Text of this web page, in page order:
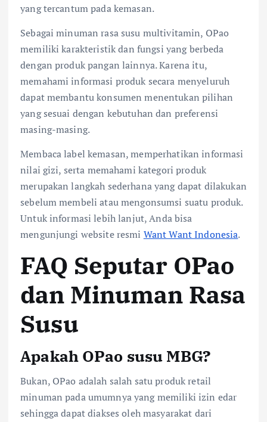
yang tercantum pada kemasan.
Sebagai minuman rasa susu multivitamin, OPao
memiliki karakteristik dan fungsi yang berbeda
dengan produk pangan lainnya. Karena itu,
memahami informasi produk secara menyeluruh
dapat membantu konsumen menentukan pilihan
yang sesuai dengan kebutuhan dan preferensi
masing-masing.
Membaca label kemasan, memperhatikan informasi
nilai gizi, serta memahami kategori produk
merupakan langkah sederhana yang dapat dilakukan
sebelum membeli atau mengonsumsi suatu produk.
Untuk informasi lebih lanjut, Anda bisa
mengunjungi website resmi Want Want Indonesia.
FAQ Seputar OPao
dan Minuman Rasa
Susu
Apakah OPao susu MBG?
Bukan, OPao adalah salah satu produk retail
minuman pada umumnya yang memiliki izin edar
sehingga dapat diakses oleh masyarakat dari